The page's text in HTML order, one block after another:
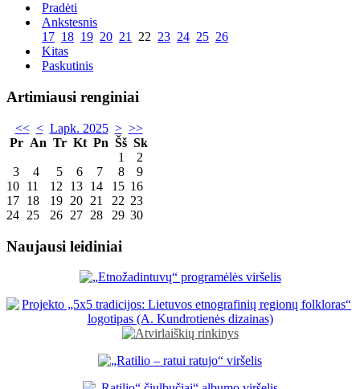
Pradėti
Ankstesnis
17 18 19 20 21 22 23 24 25 26
Kitas
Paskutinis
Artimiausi renginiai
<< < Lapk. 2025 > >>
Pr An Tr Kt Pn Šš Sk
1
2
3
4 5 6 7 8
9
10 11 12 13 14 15 16
17 18 19 20 21 22 23
24 25 26 27 28 29 30
Naujausi leidiniai